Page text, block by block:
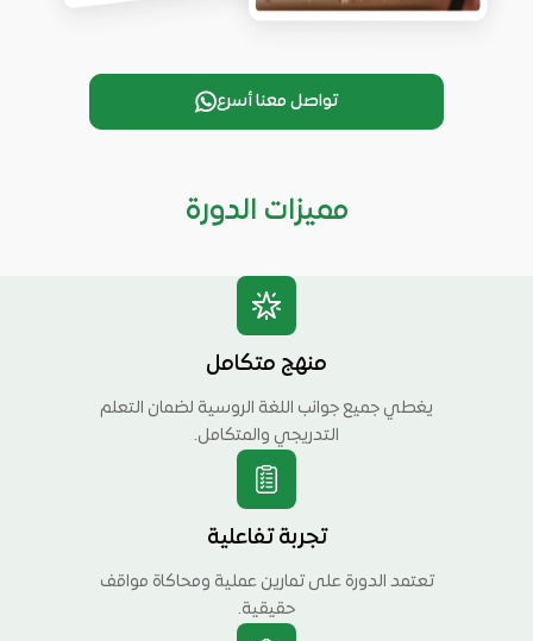
تواصل معنا أسرع
مميزات الدورة
منهج متكامل
يغطي جميع جوانب اللغة الروسية لضمان التعلم
التدريجي والمتكامل.
تجربة تفاعلية
تعتمد الدورة على تمارين عملية ومحاكاة مواقف
حقيقية.